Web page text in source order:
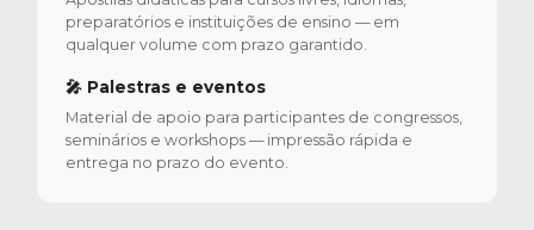
preparatórios e instituições de ensino — em
qualquer volume com prazo garantido.
🎤 Palestras e eventos
Material de apoio para participantes de congressos,
seminários e workshops — impressão rápida e
entrega no prazo do evento.